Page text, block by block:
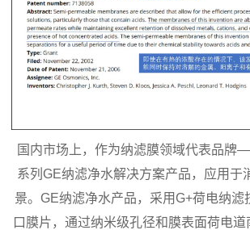
国内市场上，作为纳滤膜领域代表品牌
系列GE纳滤净水解决方案产品，应用于
景。GE纳滤净水产品，采用G+荷电纳滤
口膜片，通过纳米级孔径和膜表面荷电